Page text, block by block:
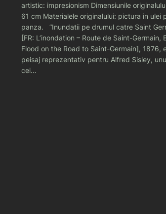
artistic: impresionism Dimensiunile
61 cm Materialele originalului: pictura in ulei
panza. “Inundatii pe drumul catre Saint
[FR: L’inondation – Route de Saint-Germain,
Flood on the Road to Saint-Germain], 1876,
peisaj reprezentativ pentru Alfred Sisley,
cei…